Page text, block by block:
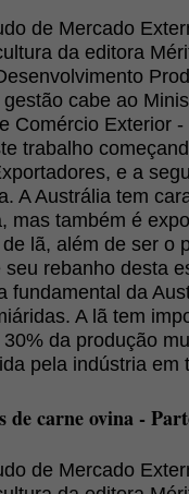
de Mercado
da editora
cabe ao
Comércio Exterior
trabalho
e a
A Austrália tem
mas também é
lã, além de ser o
rebanho desta
fundamental da
A lã tem
da produção
pela indústria em
de carne ovina -
de Mercado